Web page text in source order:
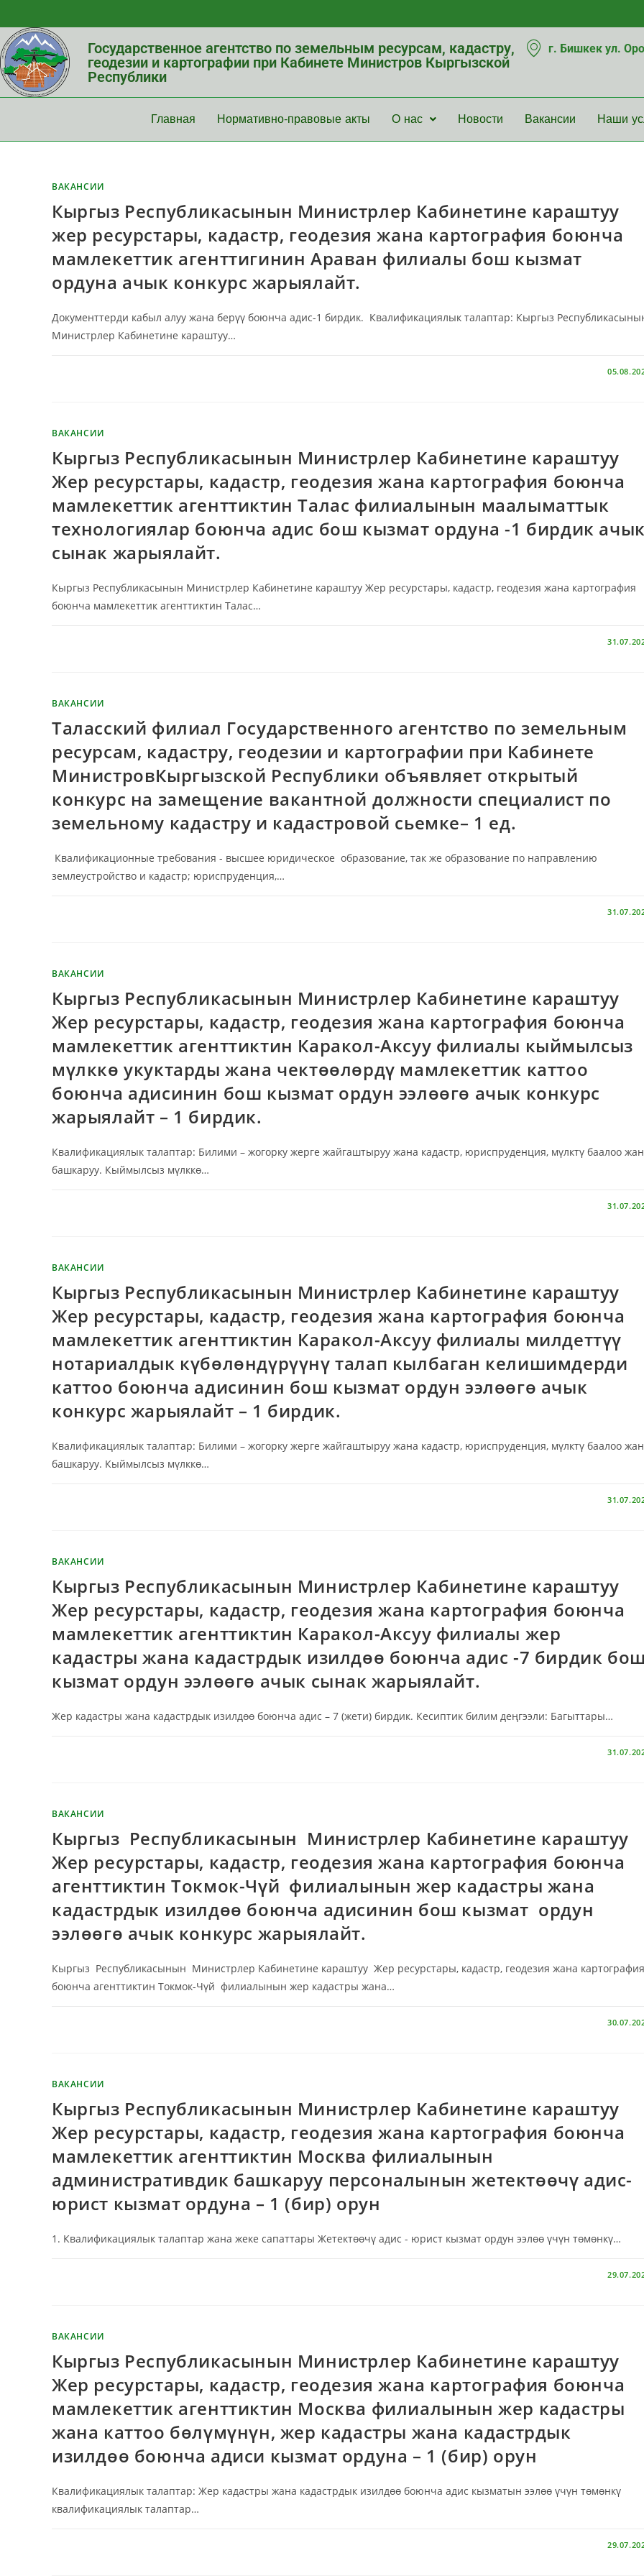
Государственное агентство по земельным ресурсам, кадастру,
геодезии и картографии при Кабинете Министров Кыргызской
Республики
г. Бишкек ул.
Главная Нормативно-правовые акты О нас Новости Вакансии Наши
ВАКАНСИИ
Кыргыз Республикасынын Министрлер Кабинетине караштуу
жер ресурстары, кадастр, геодезия жана картография боюнча
мамлекеттик агенттигинин Араван филиалы бош кызмат
ордуна ачык конкурс жарыялайт.
Документтерди кабыл алуу жана берүү боюнча адис-1 бирдик. Квалификациялык талаптар: Кыргыз
Министрлер Кабинетине караштуу…
ВАКАНСИИ
Кыргыз Республикасынын Министрлер Кабинетине караштуу
Жер ресурстары, кадастр, геодезия жана картография боюнча
мамлекеттик агенттиктин Талас филиалынын маалыматтык
технологиялар боюнча адис бош кызмат ордуна -1 бирдик
сынак жарыялайт.
Кыргыз Республикасынын Министрлер Кабинетине караштуу Жер ресурстары, кадастр, геодезия жана картография
боюнча мамлекеттик агенттиктин Талас…
ВАКАНСИИ
Таласский филиал Государственного агентство по земельным
ресурсам, кадастру, геодезии и картографии при Кабинете
МинистровКыргызской Республики объявляет открытый
конкурс на замещение вакантной должности специалист по
земельному кадастру и кадастровой сьемке– 1 ед.
Квалификационные требования - высшее юридическое образование, так же образование по направлению
землеустройство и кадастр; юриспруденция,…
ВАКАНСИИ
Кыргыз Республикасынын Министрлер Кабинетине караштуу
Жер ресурстары, кадастр, геодезия жана картография боюнча
мамлекеттик агенттиктин Каракол-Аксуу филиалы кыймылсыз
мүлккө укуктарды жана чектөөлөрдү мамлекеттик каттоо
боюнча адисинин бош кызмат ордун ээлөөгө ачык конкурс
жарыялайт – 1 бирдик.
Квалификациялык талаптар: Билими – жогорку жерге жайгаштыруу жана кадастр, юриспруденция, мүлктү баалоо
башкаруу. Кыймылсыз мүлккө…
ВАКАНСИИ
Кыргыз Республикасынын Министрлер Кабинетине караштуу
Жер ресурстары, кадастр, геодезия жана картография боюнча
мамлекеттик агенттиктин Каракол-Аксуу филиалы милдеттүү
нотариалдык күбөлөндүрүүнү талап кылбаган келишимдерди
каттоо боюнча адисинин бош кызмат ордун ээлөөгө ачык
конкурс жарыялайт – 1 бирдик.
Квалификациялык талаптар: Билими – жогорку жерге жайгаштыруу жана кадастр, юриспруденция, мүлктү баалоо
башкаруу. Кыймылсыз мүлккө…
ВАКАНСИИ
Кыргыз Республикасынын Министрлер Кабинетине караштуу
Жер ресурстары, кадастр, геодезия жана картография боюнча
мамлекеттик агенттиктин Каракол-Аксуу филиалы жер
кадастры жана кадастрдык изилдөө боюнча адис -7 бирдик
кызмат ордун ээлөөгө ачык сынак жарыялайт.
Жер кадастры жана кадастрдык изилдөө боюнча адис – 7 (жети) бирдик. Кесиптик билим деңгээли: Багыттары…
ВАКАНСИИ
Кыргыз Республикасынын Министрлер Кабинетине караштуу
Жер ресурстары, кадастр, геодезия жана картография боюнча
агенттиктин Токмок-Чүй филиалынын жер кадастры жана
кадастрдык изилдөө боюнча адисинин бош кызмат ордун
ээлөөгө ачык конкурс жарыялайт.
Кыргыз Республикасынын Министрлер Кабинетине караштуу Жер ресурстары, кадастр, геодезия жана картография
боюнча агенттиктин Токмок-Чүй филиалынын жер кадастры жана…
ВАКАНСИИ
Кыргыз Республикасынын Министрлер Кабинетине караштуу
Жер ресурстары, кадастр, геодезия жана картография боюнча
мамлекеттик агенттиктин Москва филиалынын
административдик башкаруу персоналынын жетектөөчү адис-
юрист кызмат ордуна – 1 (бир) орун
1. Квалификациялык талаптар жана жеке сапаттары Жетектөөчү адис - юрист кызмат ордун ээлөө үчүн төмөнкү…
ВАКАНСИИ
Кыргыз Республикасынын Министрлер Кабинетине караштуу
Жер ресурстары, кадастр, геодезия жана картография боюнча
мамлекеттик агенттиктин Москва филиалынын жер кадастры
жана каттоо бөлүмүнүн, жер кадастры жана кадастрдык
изилдөө боюнча адиси кызмат ордуна – 1 (бир) орун
Квалификациялык талаптар: Жер кадастры жана кадастрдык изилдөө боюнча адис кызматын ээлөө үчүн төмөнкү
квалификациялык талаптар…
НОВОСТЬ
Бишкек за 7